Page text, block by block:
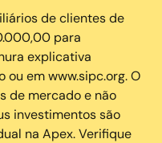
de clientes de
para
explicativa
em www.sipc.org. O
de mercado e não
investimentos são
na Apex. Verifique